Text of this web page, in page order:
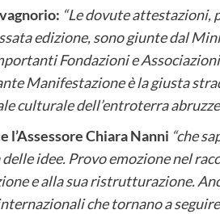
“Le dovute attestazioni,
edizione, sono giunte dal
Fondazioni e
Manifestazione è la giusta
culturale dell’entroterra
l’Assessore Chiara Nanni “che
idee. Provo emozione nel
e alla sua ristrutturazione.
che tornano a